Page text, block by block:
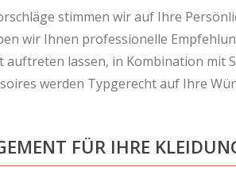
stimmen wir auf Ihre
wir Ihnen professionelle
lassen, in Kombination mit
werden Typgerecht auf Ihre
FÜR IHRE